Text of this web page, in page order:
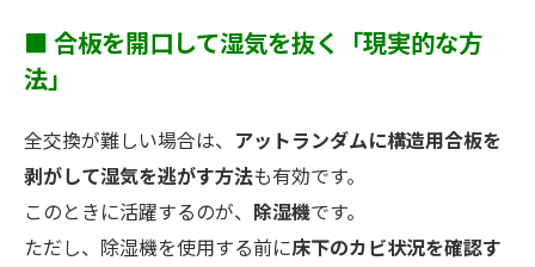
■ 合板を開口して湿気を抜く「現実的な方
法」
全交換が難しい場合は、 アットランダムに構造用合板を
剥がして湿気を逃がす方法も有効です。
このときに活躍するのが、 除湿機です。
ただし、除湿機を使用する前に床下のカビ状況を確認す